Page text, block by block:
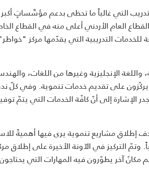
التي غالباً ما تحظى بدعم مؤسَّساتٍ
العام الأردني أعلى منه في القطاع
التدريبية التي يقدّمها مركز
الإنجليزية وغيرها من اللغات،
على تقديم خدمات تنموية. وفي كلّ
الإشارة إلى أنّ كافّة الخدمات التي يتمّ
إطلاق مشاريع تنموية يرى فيها أهميةً
وتمّ التركيز في الآونة الأخيرة على إطلاق
آخر يطوّرون فيه المهارات التي يحتاجون